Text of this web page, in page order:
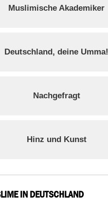
Muslimische Akademiker
Deutschland, deine Umma!
Nachgefragt
Hinz und Kunst
IN DEUTSCHLAND